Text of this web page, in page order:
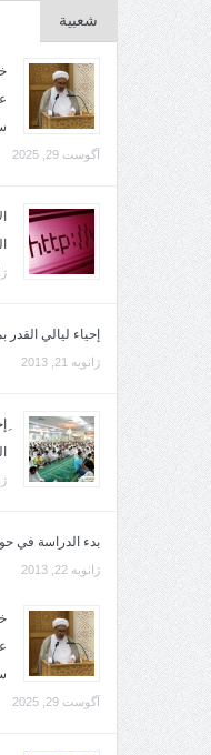
شعبية
آگوست 29, 2025
إحياء ليالي
ژانویه 21, 2013
بدء الدراسة في
ژانویه 22, 2013
آگوست 29, 2025